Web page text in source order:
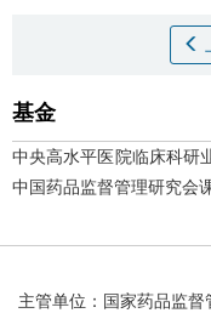
基金
中央高水平医院临床科研
中国药品监督管理研究会
主管单位：国家药品监督